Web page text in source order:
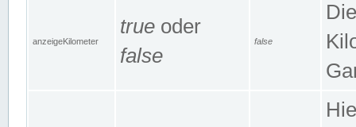
anzeigeKilometer
true oder
false
false